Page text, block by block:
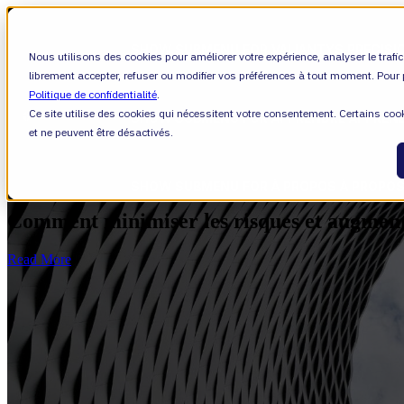
Nous utilisons des cookies pour améliorer votre expérience, analyser le
librement accepter, refuser ou modifier vos préférences à tout moment.
Politique de confidentialité.
Ce site utilise des cookies qui nécessitent votre consentement. Certains
et ne peuvent être désactivés.
SHOW SUBMENU FOR VALIANTYS
SHOW SUBMENU FOR APPRENDRE
À propos de nous
Leadership
Carrières
Comment minimiser les risques et
Read More